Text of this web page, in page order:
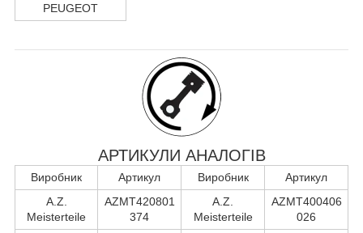
PEUGEOT
АРТИКУЛИ АНАЛОГІВ
Виробник Артикул Виробник
Артикул
A.Z.
Meisterteile
AZMT420801
374
A.Z.
Meisterteile
AZMT400406
026